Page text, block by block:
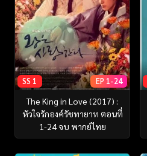
SS 1 EP 1-24
The King in Love (2017) :
หัวใจรักองค์รัชทายาท ตอนที่
1-24 จบ พากย์ไทย